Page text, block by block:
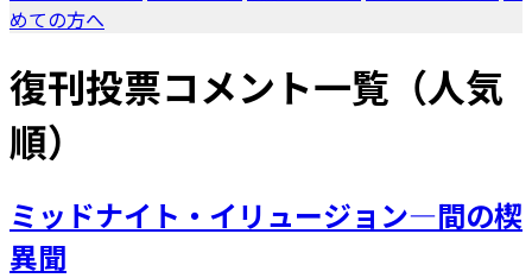
めての方へ
復刊投票コメント一覧（人気
順）
ミッドナイト・イリュージョン―間の楔
異聞